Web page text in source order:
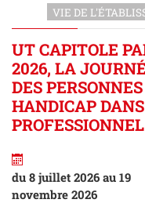
VIE DE
UT CAPITOLE
2026, LA
DES
HANDICAP
PROFESSIONNEL
du 8 juillet 2026 au 19
novembre 2026